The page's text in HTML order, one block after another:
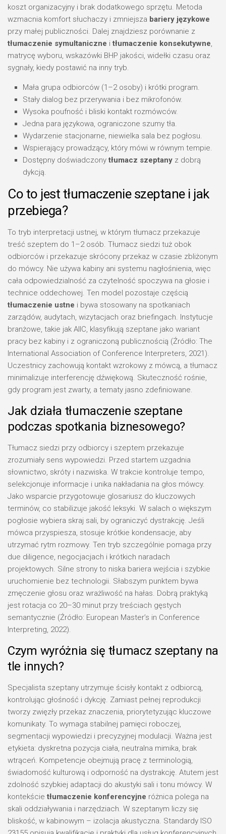
koszt organizacyjny i brak dodatkowego sprzętu. Metoda
wzmacnia komfort słuchaczy i zmniejsza bariery językowe
przy małej publiczności. Dalej znajdziesz porównanie z
tłumaczenie symultaniczne i tłumaczenie konsekutywne,
matrycę wyboru, wskazówki BHP jakości, widełki czasu oraz
sygnały, kiedy postawić na inny tryb.
Mała grupa odbiorców (1–2 osoby) i krótki program.
Stały dialog bez przerywania i bez mikrofonów.
Wysoka poufność i bliski kontakt rozmówców.
Jedna para językowa, ograniczone szumy tła.
Wydarzenie stacjonarne, niewielka sala bez pogłosu.
Wspierający prowadzący, który mówi w równym tempie.
Dostępny doświadczony tłumacz szeptany z dobrą
dykcją.
Co to jest tłumaczenie szeptane i jak
przebiega?
To tryb interpretacji ustnej, w którym tłumacz przekazuje
treść szeptem do 1–2 osób. Tłumacz siedzi tuż obok
odbiorców i przekazuje skrócony przekaz w czasie zbliżonym
do mówcy. Nie używa kabiny ani systemu nagłośnienia, więc
cała odpowiedzialność za czytelność spoczywa na głosie i
technice oddechowej. Ten model pozostaje częścią
tłumaczenie ustne i bywa stosowany na spotkaniach
zarządów, audytach, wizytacjach oraz briefingach. Instytucje
branżowe, takie jak AIIC, klasyfikują szeptane jako wariant
pracy bez kabiny i z ograniczoną publicznością (Źródło: The
International Association of Conference Interpreters, 2021).
Uczestnicy zachowują kontakt wzrokowy z mówcą, a tłumacz
minimalizuje interferencję dźwiękową. Skuteczność rośnie,
gdy program jest zwarty, a tematy jasno zdefiniowane.
Jak działa tłumaczenie szeptane
podczas spotkania biznesowego?
Tłumacz siedzi przy odbiorcy i szeptem przekazuje
zrozumiały sens wypowiedzi. Przed startem uzgadnia
słownictwo, skróty i nazwiska. W trakcie kontroluje tempo,
selekcjonuje informacje i unika nakładania na głos mówcy.
Jako wsparcie przygotowuje glosariusz do kluczowych
terminów, co stabilizuje jakość leksyki. W salach o większym
pogłosie wybiera skraj sali, by ograniczyć dystrakcję. Jeśli
mówca przyspiesza, stosuje krótkie kondensacje, aby
utrzymać rytm rozmowy. Ten tryb szczególnie pomaga przy
due diligence, negocjacjach i krótkich naradach
projektowych. Silne strony to niska bariera wejścia i szybkie
uruchomienie bez technologii. Słabszym punktem bywa
zmęczenie głosu oraz wrażliwość na hałas. Dobrą praktyką
jest rotacja co 20–30 minut przy treściach gęstych
semantycznie (Źródło: European Master’s in Conference
Interpreting, 2022).
Czym wyróżnia się tłumacz szeptany na
tle innych?
Specjalista szeptany utrzymuje ścisły kontakt z odbiorcą,
kontrolując głośność i dykcję. Zamiast pełnej reprodukcji
tworzy zwięzły przekaz znaczenia, priorytetyzując kluczowe
komunikaty. To wymaga stabilnej pamięci roboczej,
segmentacji wypowiedzi i precyzyjnej modulacji. Ważna jest
etykieta: dyskretna pozycja ciała, neutralna mimika, brak
wtrąceń. Kompetencje obejmują pracę z terminologią,
świadomość kulturową i odporność na dystrakcję. Atutem jest
zdolność szybkiej adaptacji do akustyki sali i tonu mówcy. W
kontekście tłumaczenie konferencyjne różnica polega na
skali oddziaływania i narzędziach. W szeptanym liczy się
bliskość, w kabinowym – izolacja akustyczna. Standardy ISO